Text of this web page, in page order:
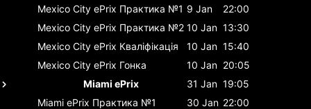
Mexico City ePrix Практика №1 9 Jan
22:00
Mexico City ePrix Практика №2 10 Jan 13:30
Mexico City ePrix Кваліфікація 10 Jan 15:40
Mexico City ePrix Гонка 10 Jan 20:05
Miami ePrix
31 Jan 19:05
Miami ePrix Практика №1 30 Jan 22:00